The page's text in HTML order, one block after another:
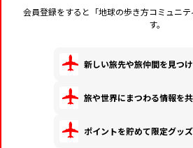
会員登録をすると「地球の歩き方コミュニ
す。
新しい旅先や旅仲間を見つけ
旅や世界にまつわる情報を
ポイントを貯めて限定グッ